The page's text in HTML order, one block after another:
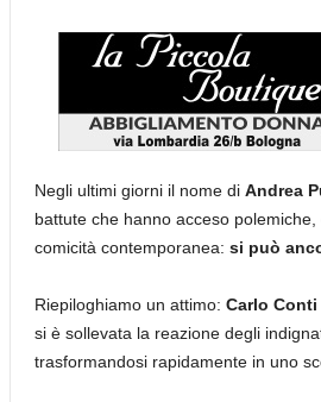
Negli ultimi giorni il nome di Andrea
battute che hanno acceso
comicità contemporanea: si può
Riepiloghiamo un attimo: Carlo
si è sollevata la reazione degli
trasformandosi rapidamente in uno